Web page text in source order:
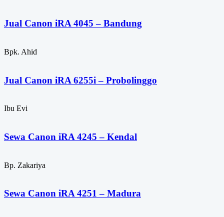
Jual Canon iRA 4045 – Bandung
Bpk. Ahid
Jual Canon iRA 6255i – Probolinggo
Ibu Evi
Sewa Canon iRA 4245 – Kendal
Bp. Zakariya
Sewa Canon iRA 4251 – Madura